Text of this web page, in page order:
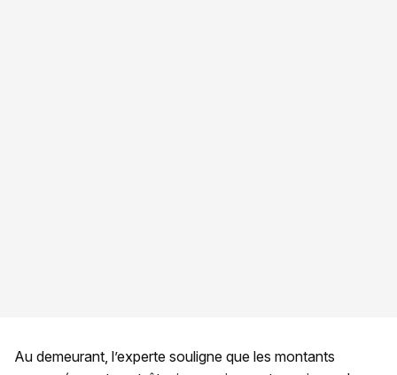
Au demeurant, l’experte souligne que les montants